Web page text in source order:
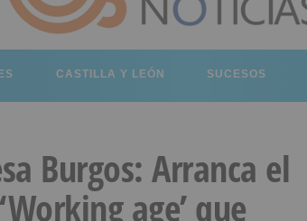
CASTILLA Y LEÓN SUCESOS
Burgos: Arranca el
age’ que